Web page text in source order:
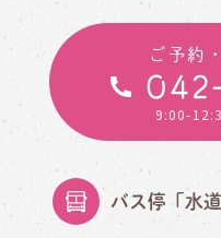
ご予約
9:00-
バス停「水